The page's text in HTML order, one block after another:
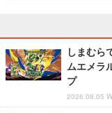
しまむら
ムエメラ
プ
2026.08.05